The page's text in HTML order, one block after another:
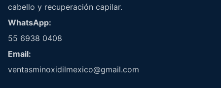
cabello y recuperación capilar.
WhatsApp:
55 6938 0408
Email:
ventasminoxidilmexico@gmail.com